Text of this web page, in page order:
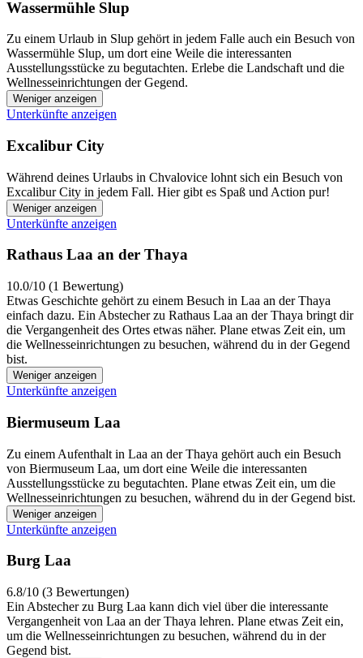
Wassermühle Slup
Zu einem Urlaub in Slup gehört in jedem Falle auch ein Besuch von
Wassermühle Slup, um dort eine Weile die interessanten
Ausstellungsstücke zu begutachten. Erlebe die Landschaft und die
Wellnesseinrichtungen der Gegend.
Weniger anzeigen
Unterkünfte anzeigen
Excalibur City
Während deines Urlaubs in Chvalovice lohnt sich ein Besuch von
Excalibur City in jedem Fall. Hier gibt es Spaß und Action pur!
Weniger anzeigen
Unterkünfte anzeigen
Rathaus Laa an der Thaya
10.0/10 (1 Bewertung)
Etwas Geschichte gehört zu einem Besuch in Laa an der Thaya
einfach dazu. Ein Abstecher zu Rathaus Laa an der Thaya bringt dir
die Vergangenheit des Ortes etwas näher. Plane etwas Zeit ein, um
die Wellnesseinrichtungen zu besuchen, während du in der Gegend
bist.
Weniger anzeigen
Unterkünfte anzeigen
Biermuseum Laa
Zu einem Aufenthalt in Laa an der Thaya gehört auch ein Besuch
von Biermuseum Laa, um dort eine Weile die interessanten
Ausstellungsstücke zu begutachten. Plane etwas Zeit ein, um die
Wellnesseinrichtungen zu besuchen, während du in der Gegend bist.
Weniger anzeigen
Unterkünfte anzeigen
Burg Laa
6.8/10 (3 Bewertungen)
Ein Abstecher zu Burg Laa kann dich viel über die interessante
Vergangenheit von Laa an der Thaya lehren. Plane etwas Zeit ein,
um die Wellnesseinrichtungen zu besuchen, während du in der
Gegend bist.